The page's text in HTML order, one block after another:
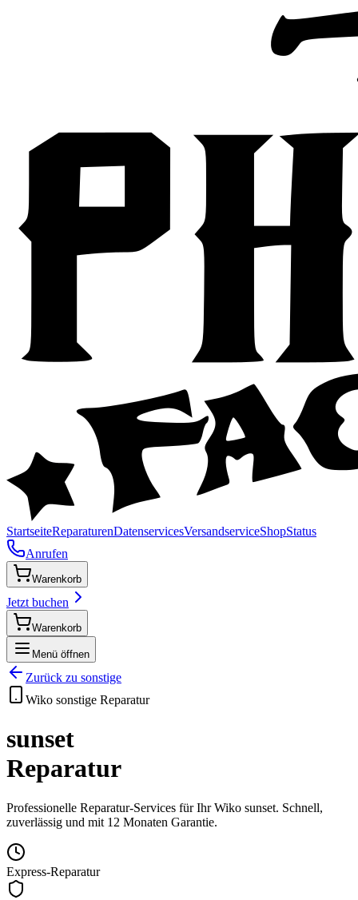
StartseiteReparaturenDatenservicesVersandserviceShopStatus
Anrufen
Warenkorb
Jetzt buchen
Warenkorb
Menü öffnen
Zurück zu sonstige
Wiko sonstige Reparatur
sunset
Reparatur
Professionelle Reparatur-Services für IhrWiko sunset. Schnell,
zuverlässig und mit 12 Monaten Garantie.
Express-Reparatur